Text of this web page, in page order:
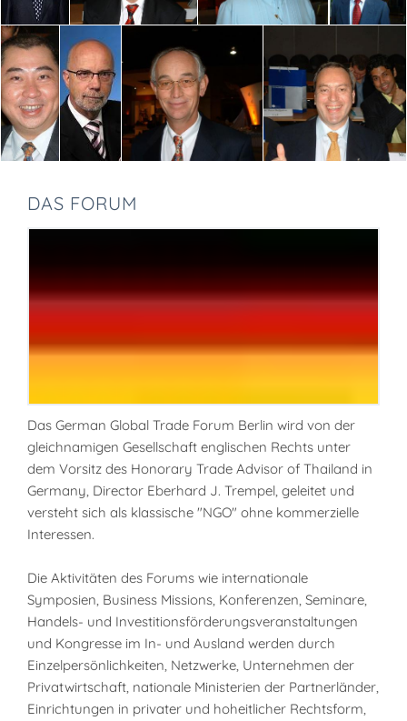
DAS FORUM
Das German Global Trade Forum Berlin wird von der
gleichnamigen Gesellschaft englischen Rechts unter
dem Vorsitz des Honorary Trade Advisor of Thailand in
Germany, Director Eberhard J. Trempel, geleitet und
versteht sich als klassische "NGO" ohne kommerzielle
Interessen.
Die Aktivitäten des Forums wie internationale
Symposien, Business Missions, Konferenzen, Seminare,
Handels- und Investitionsförderungsveranstaltungen
und Kongresse im In- und Ausland werden durch
Einzelpersönlichkeiten, Netzwerke, Unternehmen der
Privatwirtschaft, nationale Ministerien der Partnerländer,
Einrichtungen in privater und hoheitlicher Rechtsform,